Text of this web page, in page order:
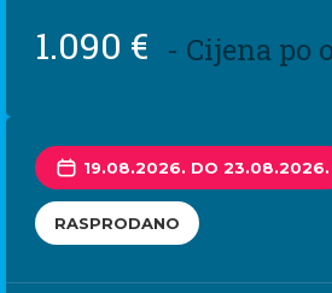
1.090 € - Cijena po
19.08.2026. DO 23.08.2026.
RASPRODANO